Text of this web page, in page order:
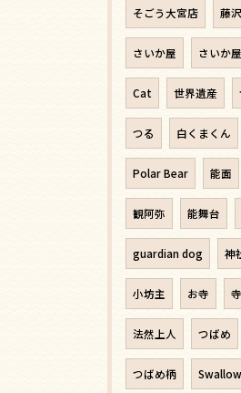
そごう大宮店 藤
さいか屋 さいか
Cat 世界遺産
つる 白くまくん
Polar Bear 能面
観阿弥 能舞台
guardian dog 神
小坊主 お寺
法然上人 つばめ
つばめ柄 Swallow